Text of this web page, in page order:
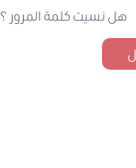
هل نسيت كلمة المرور ؟